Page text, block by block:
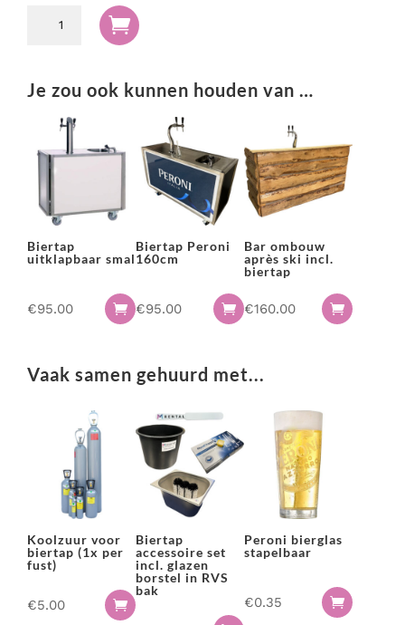
koeling

Je zou ook kunnen houden van …
Biertap
uitklapbaar smal
€95.00 
Biertap Peroni
160cm
€95.00 
Bar ombouw
après ski incl.
biertap
€160.00 
Vaak samen gehuurd met...
Koolzuur voor
biertap (1x per
fust)
€5.00 
Biertap
accessoire set
incl. glazen
borstel in RVS
bak
Peroni bierglas
stapelbaar
€0.35 